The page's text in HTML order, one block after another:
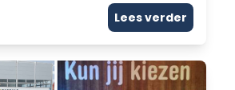
Lees verder